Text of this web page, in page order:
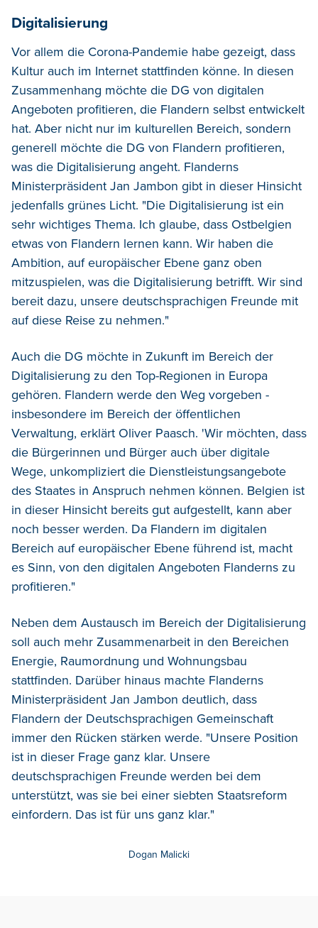
Digitalisierung
Vor allem die Corona-Pandemie habe gezeigt, dass
Kultur auch im Internet stattfinden könne. In diesen
Zusammenhang möchte die DG von digitalen
Angeboten profitieren, die Flandern selbst entwickelt
hat. Aber nicht nur im kulturellen Bereich, sondern
generell möchte die DG von Flandern profitieren,
was die Digitalisierung angeht. Flanderns
Ministerpräsident Jan Jambon gibt in dieser Hinsicht
jedenfalls grünes Licht. "Die Digitalisierung ist ein
sehr wichtiges Thema. Ich glaube, dass Ostbelgien
etwas von Flandern lernen kann. Wir haben die
Ambition, auf europäischer Ebene ganz oben
mitzuspielen, was die Digitalisierung betrifft. Wir sind
bereit dazu, unsere deutschsprachigen Freunde mit
auf diese Reise zu nehmen."
Auch die DG möchte in Zukunft im Bereich der
Digitalisierung zu den Top-Regionen in Europa
gehören. Flandern werde den Weg vorgeben -
insbesondere im Bereich der öffentlichen
Verwaltung, erklärt Oliver Paasch. 'Wir möchten, dass
die Bürgerinnen und Bürger auch über digitale
Wege, unkompliziert die Dienstleistungsangebote
des Staates in Anspruch nehmen können. Belgien ist
in dieser Hinsicht bereits gut aufgestellt, kann aber
noch besser werden. Da Flandern im digitalen
Bereich auf europäischer Ebene führend ist, macht
es Sinn, von den digitalen Angeboten Flanderns zu
profitieren."
Neben dem Austausch im Bereich der Digitalisierung
soll auch mehr Zusammenarbeit in den Bereichen
Energie, Raumordnung und Wohnungsbau
stattfinden. Darüber hinaus machte Flanderns
Ministerpräsident Jan Jambon deutlich, dass
Flandern der Deutschsprachigen Gemeinschaft
immer den Rücken stärken werde. "Unsere Position
ist in dieser Frage ganz klar. Unsere
deutschsprachigen Freunde werden bei dem
unterstützt, was sie bei einer siebten Staatsreform
einfordern. Das ist für uns ganz klar."
Dogan Malicki